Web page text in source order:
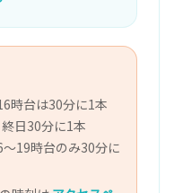
時台は30分に1本
日30分に1本
19時台のみ30分に